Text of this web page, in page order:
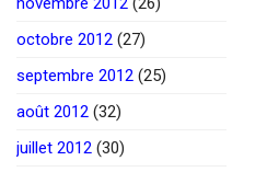
octobre 2012 (27)
septembre 2012 (25)
août 2012 (32)
juillet 2012 (30)